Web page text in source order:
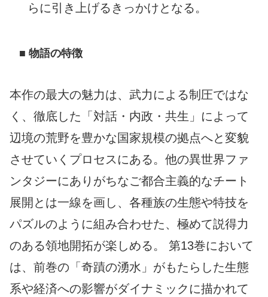
らに引き上げるきっかけとなる。
■ 物語の特徴
本作の最大の魅力は、武力による制圧ではな
く、徹底した「対話・内政・共生」によって
辺境の荒野を豊かな国家規模の拠点へと変貌
させていくプロセスにある。他の異世界ファ
ンタジーにありがちなご都合主義的なチート
展開とは一線を画し、各種族の生態や特技を
パズルのように組み合わせた、極めて説得力
のある領地開拓が楽しめる。 第13巻において
は、前巻の「奇蹟の湧水」がもたらした生態
系や経済への影響がダイナミックに描かれて